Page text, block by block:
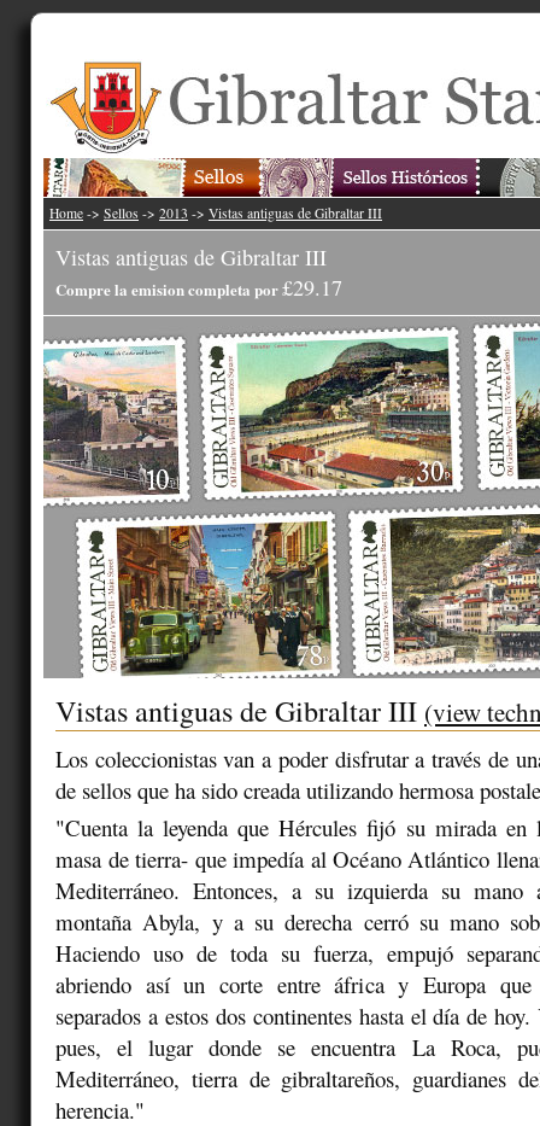
Home -> Sellos -> 2013 -> Vistas antiguas de Gibraltar III
Vistas antiguas de Gibraltar III
Compre la emision completa por£29.17
Vistas antiguas de Gibraltar III (view
Los coleccionistas van a poder disfrutar a través de
de sellos que ha sido creada utilizando hermosa
"Cuenta la leyenda que Hércules fijó su mirada en
masa de tierra- que impedía al Océano Atlántico
Mediterráneo. Entonces, a su izquierda su mano
montaña Abyla, y a su derecha cerró su mano
Haciendo uso de toda su fuerza, empujó
abriendo así un corte entre áfrica y Europa que
separados a estos dos continentes hasta el día de
pues, el lugar donde se encuentra La Roca,
Mediterráneo, tierra de gibraltareños, guardianes
herencia."